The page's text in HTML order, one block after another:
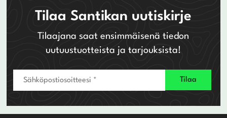
Tilaa Santikan uutiskirje
Tilaajana saat ensimmäisenä tiedon
uutuustuotteista ja tarjouksista!